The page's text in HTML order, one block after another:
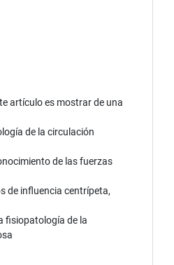
artículo es mostrar de una
de la circulación
de las fuerzas
de influencia centrípeta,
fisiopatología de la